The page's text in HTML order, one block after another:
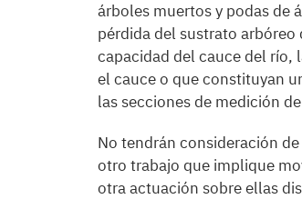
árboles muertos y podas de
pérdida del sustrato arbóreo
capacidad del cauce del río,
el cauce o que constituyan
las secciones de medición
No tendrán consideración
otro trabajo que implique
otra actuación sobre ellas